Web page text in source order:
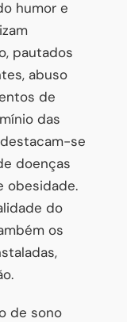
humor e
pautados
abuso
de
das
se
doenças
obesidade.
do
os
de sono